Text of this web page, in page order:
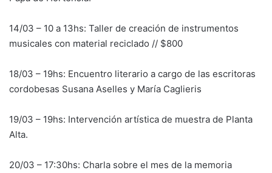
14/03 – 10 a 13hs: Taller de creación de instrumentos
musicales con material reciclado // $800
18/03 – 19hs: Encuentro literario a cargo de las escritoras
cordobesas Susana Aselles y María Caglieris
19/03 – 19hs: Intervención artística de muestra de Planta
Alta.
20/03 – 17:30hs: Charla sobre el mes de la memoria